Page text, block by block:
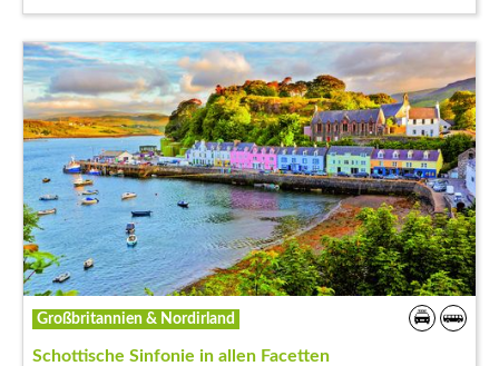
Großbritannien & Nordirland
Schottische Sinfonie in allen Facetten